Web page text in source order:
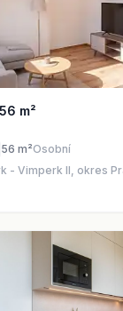
m²
56 m²Osobní
- Vimperk II, okres